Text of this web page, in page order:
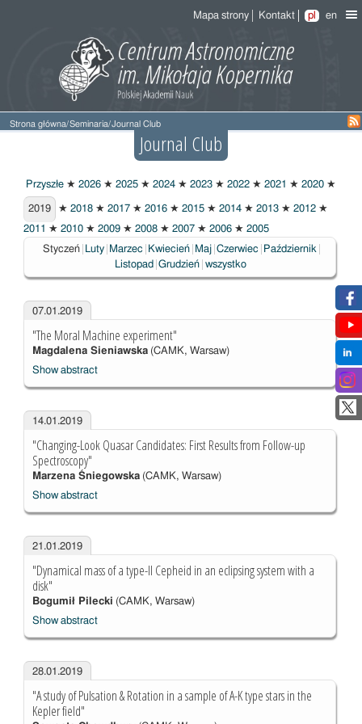
Mapa strony Kontakt pl en
Strona główna/Seminaria/Journal Club
Journal Club
Przyszłe ★ 2026 ★ 2025 ★ 2024 ★ 2023 ★ 2022 ★ 2021 ★ 2020 ★
2019
2019 ★ 2018 ★ 2017 ★ 2016 ★ 2015 ★ 2014 ★ 2013 ★ 2012 ★
2011 ★ 2010 ★ 2009 ★ 2008 ★ 2007 ★ 2006 ★ 2005
Wybrane
Styczeń Luty Marzec Kwiecień Maj Czerwiec
Październik
Listopad Grudzień wszystko
07.01.2019
"The Moral Machine experiment"
Magdalena Sieniawska(CAMK, Warsaw)
Show abstract
14.01.2019
"Changing-Look Quasar Candidates: First Results from Follow-up
Spectroscopy"
Marzena Śniegowska(CAMK, Warsaw)
Show abstract
21.01.2019
"Dynamical mass of a type-II Cepheid in an eclipsing system with a
disk"
Bogumił Pilecki (CAMK, Warsaw)
Show abstract
28.01.2019
"A study of Pulsation & Rotation in a sample of A-K type stars in the
Kepler field"